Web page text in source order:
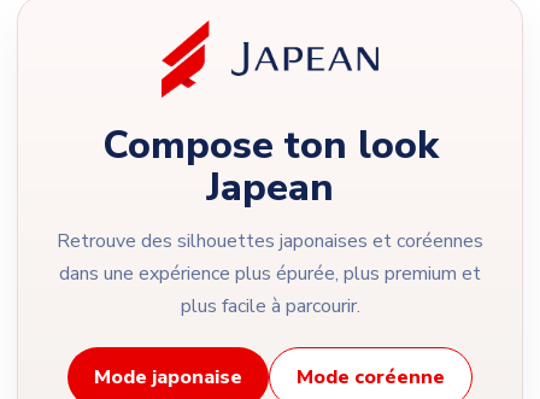
Compose ton look
Japean
Retrouve des silhouettes japonaises et coréennes
dans une expérience plus épurée, plus premium et
plus facile à parcourir.
Mode japonaise Mode coréenne